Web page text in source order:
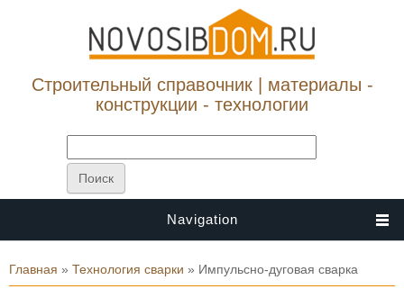
Строительный справочник | материалы -
конструкции - технологии
Navigation
Вы здесь
Главная » Технология сварки » Импульсно-дуговая сварка